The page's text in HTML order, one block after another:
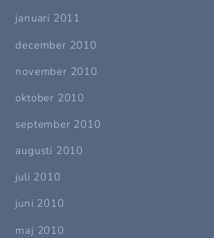
januari 2011
december 2010
november 2010
oktober 2010
september 2010
augusti 2010
juli 2010
juni 2010
maj 2010